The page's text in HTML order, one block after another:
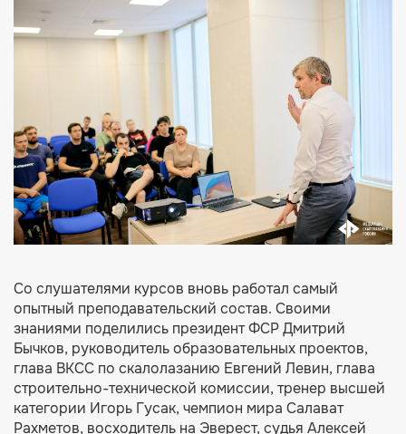
Со слушателями курсов вновь работал самый
опытный преподавательский состав. Своими
знаниями поделились президент ФСР Дмитрий
Бычков, руководитель образовательных проектов,
глава ВКСС по скалолазанию Евгений Левин, глава
строительно-технической комиссии, тренер высшей
категории Игорь Гусак, чемпион мира Салават
Рахметов, восходитель на Эверест, судья Алексей